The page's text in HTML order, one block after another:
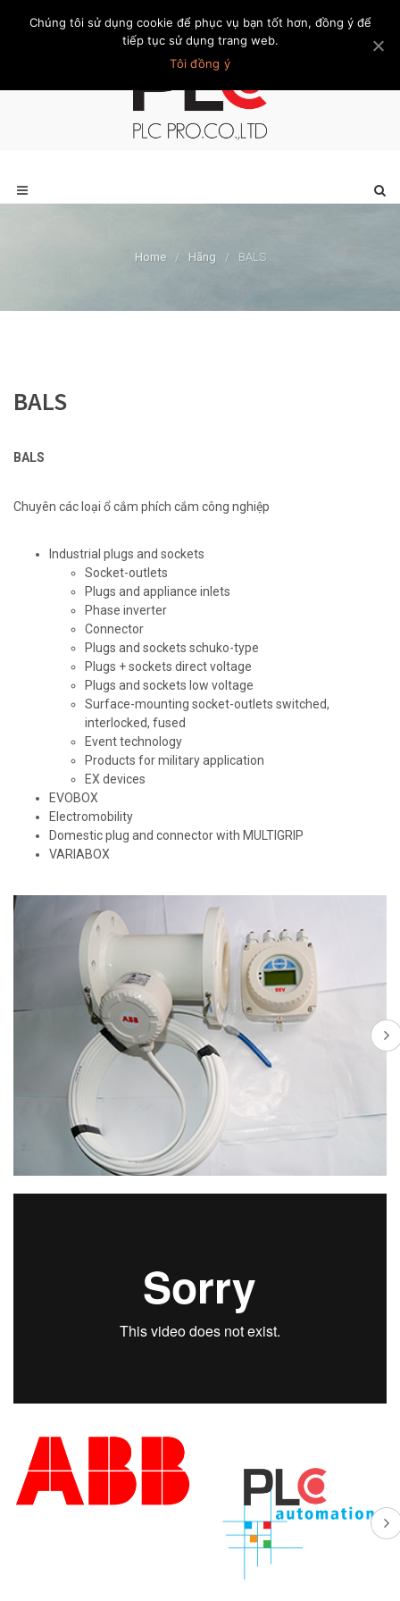
Trang chủ Giới thiệu Khách hàng Liên hệ Thành viên
Home / Hãng / BALS
BALS
BALS
Chuyên các loại ổ cắm phích cắm công nghiệp
Industrial plugs and sockets
Socket-outlets
Plugs and appliance inlets
Phase inverter
Connector
Plugs and sockets schuko-type
Plugs + sockets direct voltage
Plugs and sockets low voltage
Surface-mounting socket-outlets switched,
interlocked, fused
Event technology
Products for military application
EX devices
EVOBOX
Electromobility
Domestic plug and connector with MULTIGRIP
VARIABOX
Chúng tôi sử dụng cookie để phục vụ bạn tốt hơn, đồng ý để
tiếp tục sử dụng trang web.
Tôi đồng ý